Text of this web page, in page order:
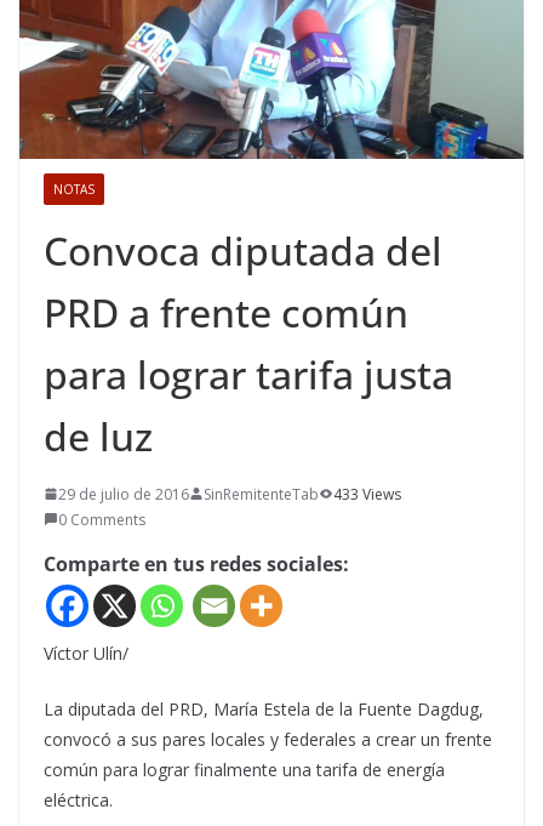
NOTAS
Convoca diputada del
PRD a frente común
para lograr tarifa justa
de luz
29 de julio de 2016 SinRemitenteTab
433 Views
0 Comments
Comparte en tus redes sociales:
Víctor Ulín/
La diputada del PRD, María Estela de la Fuente Dagdug,
convocó a sus pares locales y federales a crear un frente
común para lograr finalmente una tarifa de energía
eléctrica.